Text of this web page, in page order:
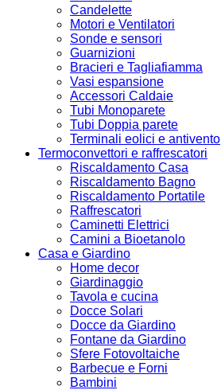
Candelette
Motori e Ventilatori
Sonde e sensori
Guarnizioni
Bracieri e Tagliafiamma
Vasi espansione
Accessori Caldaie
Tubi Monoparete
Tubi Doppia parete
Terminali eolici e antivento
Termoconvettori e raffrescatori
Riscaldamento Casa
Riscaldamento Bagno
Riscaldamento Portatile
Raffrescatori
Caminetti Elettrici
Camini a Bioetanolo
Casa e Giardino
Home decor
Giardinaggio
Tavola e cucina
Docce Solari
Docce da Giardino
Fontane da Giardino
Sfere Fotovoltaiche
Barbecue e Forni
Bambini